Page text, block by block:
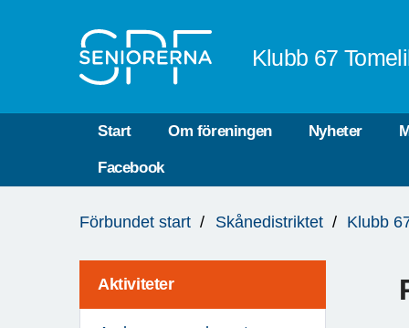
Klubb 67
Start Om föreningen Nyheter
Facebook
är
Förbundet start Skånedistriktet Klubb
Aktiviteter